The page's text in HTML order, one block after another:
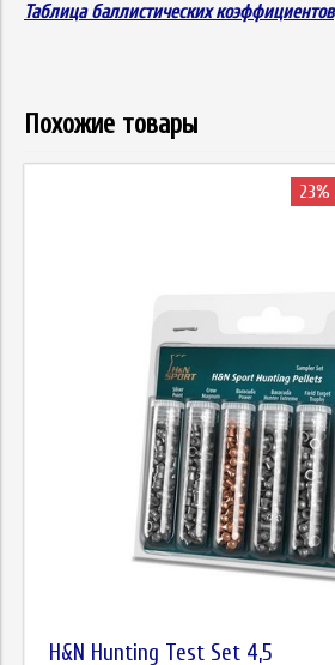
Таблица баллистических коэффициентов
Похожие товары
23%
H&N Hunting Test Set 4,5